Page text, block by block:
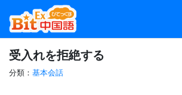
受入れを拒絶する
分類： 基本会話